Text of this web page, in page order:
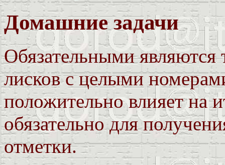
Домашние задачи
Обязательными являются
лисков с целыми
положительно влияет на
обязательно для
отметки.